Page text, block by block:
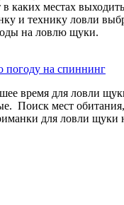
в каких местах
и технику ловли
на ловлю щуки.
на спиннинг
время для ловли
Поиск мест обитания,
для ловли щуки